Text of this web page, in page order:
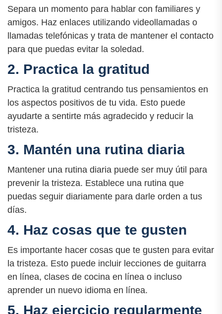
Separa un momento para hablar con familiares y
amigos. Haz enlaces utilizando videollamadas o
llamadas telefónicas y trata de mantener el contacto
para que puedas evitar la soledad.
2. Practica la gratitud
Practica la gratitud centrando tus pensamientos en
los aspectos positivos de tu vida. Esto puede
ayudarte a sentirte más agradecido y reducir la
tristeza.
3. Mantén una rutina diaria
Mantener una rutina diaria puede ser muy útil para
prevenir la tristeza. Establece una rutina que
puedas seguir diariamente para darle orden a tus
días.
4. Haz cosas que te gusten
Es importante hacer cosas que te gusten para evitar
la tristeza. Esto puede incluir lecciones de guitarra
en línea, clases de cocina en línea o incluso
aprender un nuevo idioma en línea.
5. Haz ejercicio regularmente